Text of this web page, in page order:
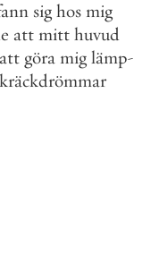
sig hos mig
att mitt huvud
att göra mig lämp-